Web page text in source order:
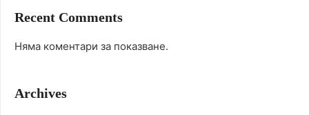
Recent Comments
Няма коментари за показване.
Archives